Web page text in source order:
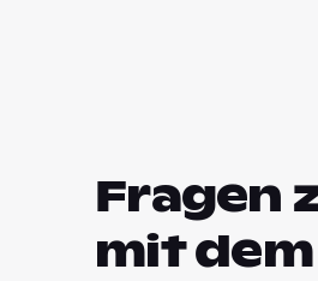
Fragen
mit